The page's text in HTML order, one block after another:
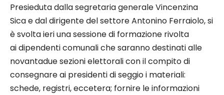
Presieduta dalla segretaria generale Vincenzina
Sica e dal dirigente del settore Antonino Ferraiolo, si
è svolta ieri una sessione di formazione rivolta
ai dipendenti comunali che saranno destinati alle
novantadue sezioni elettorali con il compito di
consegnare ai presidenti di seggio i materiali:
schede, registri, eccetera; fornire le informazioni